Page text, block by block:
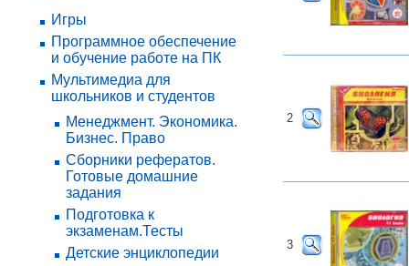
Игры
Программное обеспечение
и обучение работе на ПК
Мультимедиа для
школьников и студентов
Менеджмент. Экономика.
Бизнес. Право
Сборники рефератов.
Готовые домашние
задания
Подготовка к
экзаменам.Тесты
Детские энциклопедии
2
3